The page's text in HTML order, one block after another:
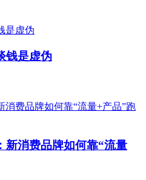
钱是虚伪
新消费品牌如何靠“流量